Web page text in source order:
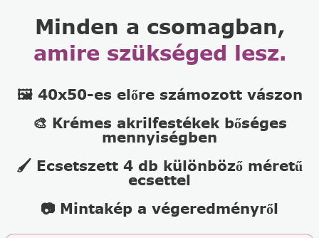
Minden a csomagban,
amire szükséged lesz.
🖼️ 40x50-es előre számozott vászon
🎨 Krémes akrilfestékek bőséges
mennyiségben
🖌️ Ecsetszett 4 db különböző méretű
ecsettel
📷 Mintakép a végeredményről